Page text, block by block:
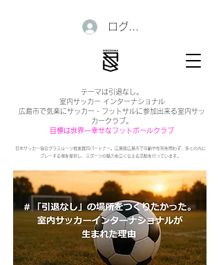
日本サッカー協会グラスルーツ推進賛同パートナー。広島県広島市で年齢や性別を問わず、多くの方に
プレーする場を提供し、スポーツの魅力を広く伝える活動を行っています。
テーマは引退なし。
室内サッカー インターナショナル
広島市で気楽にサッカー・フットサルに参加出来る室内サッ
カークラブ。
目標は世界一幸せなフットボールクラブ
ログイン